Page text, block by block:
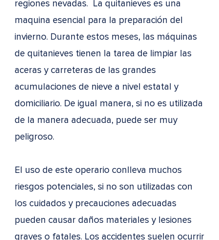
regiones nevadas. La quitanieves es una
maquina esencial para la preparación del
invierno. Durante estos meses, las máquinas
de quitanieves tienen la tarea de limpiar las
aceras y carreteras de las grandes
acumulaciones de nieve a nivel estatal y
domiciliario. De igual manera, si no es utilizada
de la manera adecuada, puede ser muy
peligroso.
El uso de este operario conlleva muchos
riesgos potenciales, si no son utilizadas con
los cuidados y precauciones adecuadas
pueden causar daños materiales y lesiones
graves o fatales. Los accidentes suelen ocurrir